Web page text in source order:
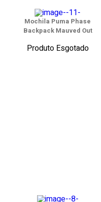
Mochila Puma Phase
Backpack Mauved Out
Produto Esgotado